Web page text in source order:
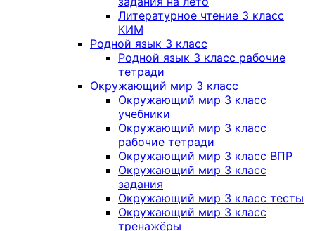
Литературное чтение 3 класс
КИМ
Родной язык 3 класс
Родной язык 3 класс рабочие
тетради
Окружающий мир 3 класс
Окружающий мир 3 класс
учебники
Окружающий мир 3 класс
рабочие тетради
Окружающий мир 3 класс ВПР
Окружающий мир 3 класс
задания
Окружающий мир 3 класс тесты
Окружающий мир 3 класс
тренажёры